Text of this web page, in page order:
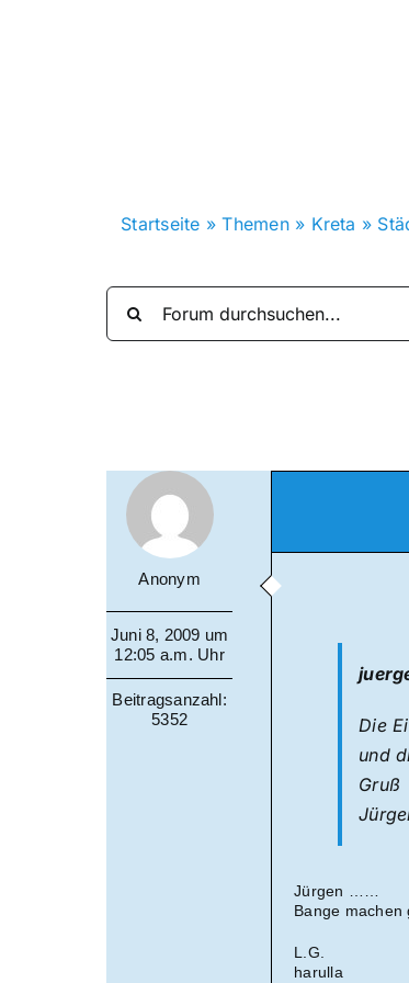
Startseite »Themen» Kreta »
Anonym
Juni 8, 2009 um
12:05 a.m. Uhr
Beitragsanzahl:
5352
Die
und
Gruß
Jürgen ……
Bange machen
L.G.
harulla